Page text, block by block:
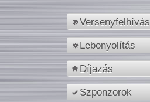
Versenyfelhívás
Lebonyolítás
Díjazás
Szponzorok